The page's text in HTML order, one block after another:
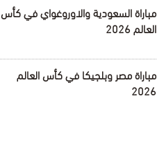
مباراة السعودية والاوروغواي في كأس
العالم 2026
مباراة مصر وبلجيكا في كأس العالم
2026